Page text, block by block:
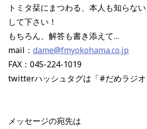
トミタ栞にまつわる、本人も知らな
して下さい！
もちろん、解答も書き添えて…
mail： dame@fmyokohama.co.jp
FAX：045-224-1019
twitterハッシュタグは「#だめラジオ
メッセージの宛先は